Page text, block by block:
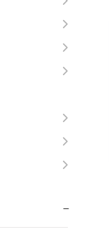
$59.990